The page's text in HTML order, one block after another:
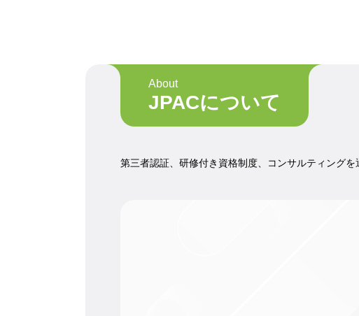
About
JPACについて
第三者認証、研修付き資格制度、コンサルティング